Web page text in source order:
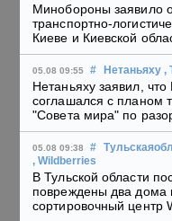
Минобороны заявило
транспортно-
Киеве и Киевской
05.08 09:55 # Нетаньяху ,
Нетаньяху заявил,
соглашался с планом
"Совета мира" по
05.08 09:38 #
, Wildberries
В Тульской области
повреждены два дома
сортировочный центр